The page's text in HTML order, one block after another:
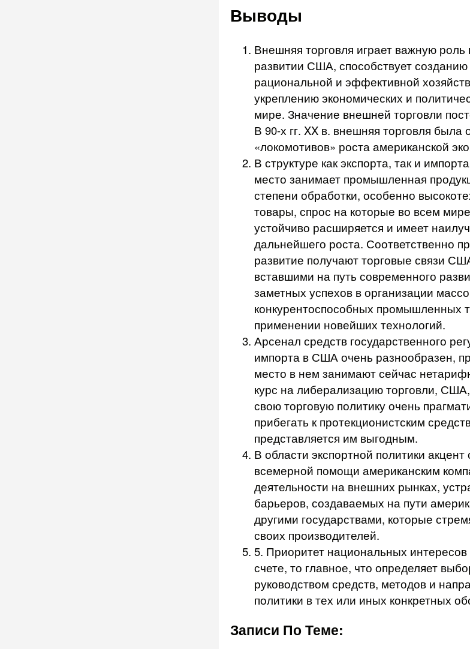
Выводы
Внешняя торговля играет важную роль
развитии США, способствует
рациональной и эффективной
укреплению экономических и
мире. Значение внешней торговли
В 90-х гг. XX в. внешняя торговля была
«локомотивов» роста американской
В структуре как экспорта, так и
место занимает промышленная
степени обработки, особенно
товары, спрос на которые во всем
устойчиво расширяется и имеет
дальнейшего роста. Соответственно
развитие получают торговые связи
вставшими на путь современного
заметных успехов в организации
конкурентоспособных промышленных
применении новейших технологий.
Арсенал средств государственного
импорта в США очень разнообразен,
место в нем занимают сейчас
курс на либерализацию торговли,
свою торговую политику очень
прибегать к протекционистским
представляется им выгодным.
В области экспортной политики
всемерной помощи американским
деятельности на внешних рынках,
барьеров, создаваемых на пути
другими государствами, которые
своих производителей.
5. Приоритет национальных
счете, то главное, что определяет
руководством средств, методов и
политики в тех или иных конкретных
Записи По Теме: